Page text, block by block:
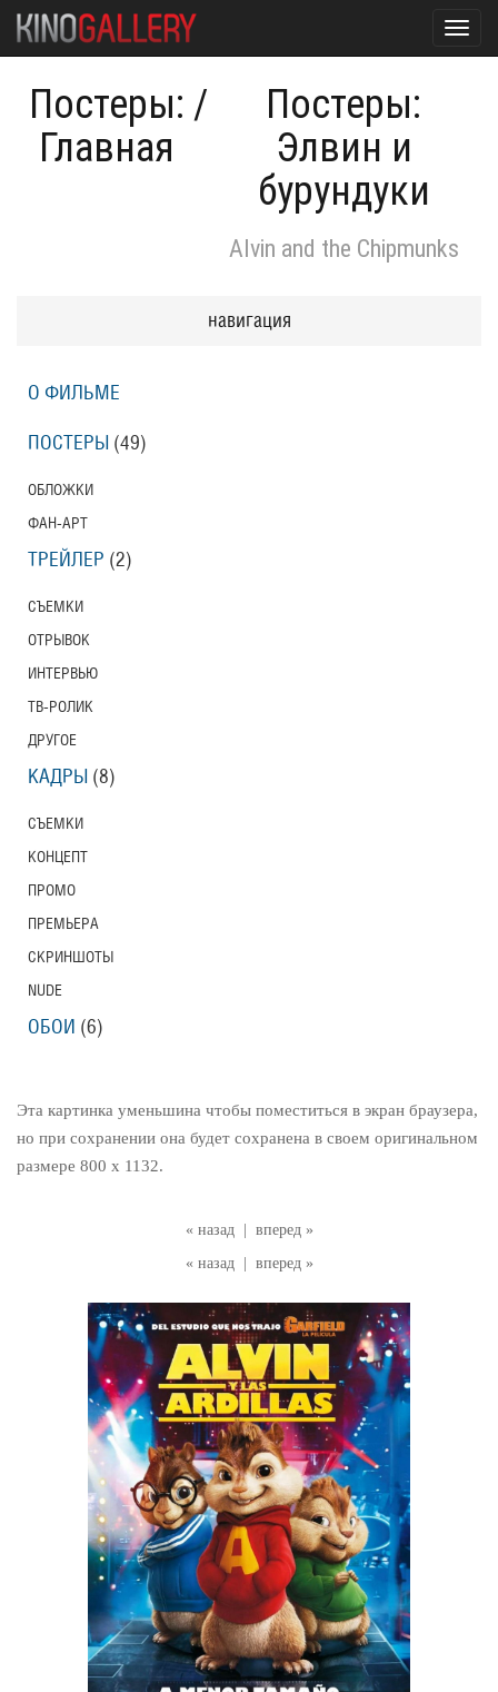
Постеры:
Главная
/
Постеры:
Элвин и
бурундуки
Alvin and the Chipmunks
« назад
вперед »
« назад
вперед »
Эта картинка уменьшина чтобы поместиться в экран браузера,
но при сохранении она будет сохранена в своем оригинальном
размере 800 x 1132.
навигация
О ФИЛЬМЕ
ПОСТЕРЫ (49)
ОБЛОЖКИ
ФАН-АРТ
ТРЕЙЛЕР (2)
СЪЕМКИ
ОТРЫВОК
ИНТЕРВЬЮ
ТВ-РОЛИК
ДРУГОЕ
КАДРЫ (8)
СЪЕМКИ
КОНЦЕПТ
ПРОМО
ПРЕМЬЕРА
СКРИНШОТЫ
NUDE
ОБОИ (6)